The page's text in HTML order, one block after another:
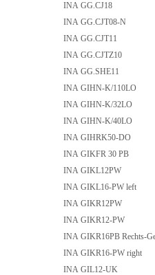
INA GG.CJ18
INA GG.CJT08-N
INA GG.CJT11
INA GG.CJTZ10
INA GG.SHE11
INA GIHN-K/110LO
INA GIHN-K/32LO
INA GIHN-K/40LO
INA GIHRK50-DO
INA GIKFR 30 PB
INA GIKL12PW
INA GIKL16-PW left
INA GIKR12PW
INA GIKR12-PW
INA GIKR16PB Rechts-
INA GIKR16-PW right
INA GIL12-UK